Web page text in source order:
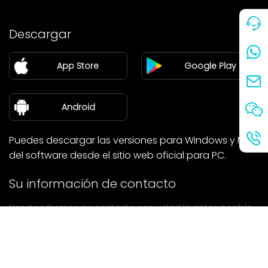
Pareja
Blog
sobre nosotros
Descargar
App Store Google Play
Android
Puedes descargar las versiones para Windows y Mac
del software desde el sitio web oficial para PC.
Su información de contacto
Nos pondremos en contacto con usted lo antes posible.